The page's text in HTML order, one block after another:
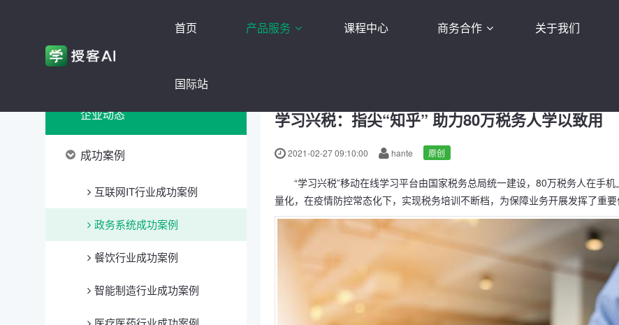
首页 产品服务 课程中心 商务合作 关于我们
国际站
成功案例
学习兴税：指尖“知乎” 助力80万税务人学以致用
2021-02-27 09:10:00 hante 原创
“学习兴税”移动在线学习平台由国家税务总局统一建设，80万税务人在手
量化，在疫情防控常态化下，实现税务培训不断档，为保障业务开展发挥了重要
企业动态
成功案例
互联网IT行业成功案例
政务系统成功案例
餐饮行业成功案例
智能制造行业成功案例